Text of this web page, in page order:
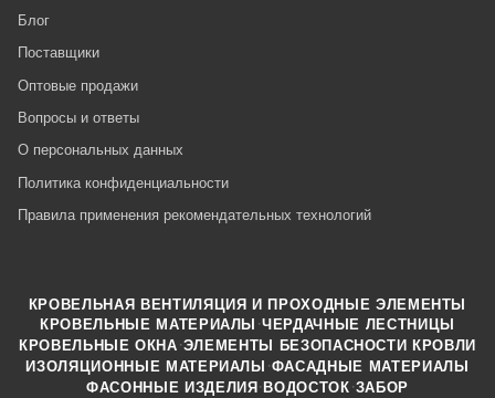
Блог
Поставщики
Оптовые продажи
Вопросы и ответы
О персональных данных
Политика конфиденциальности
Правила применения рекомендательных технологий
КРОВЕЛЬНАЯ ВЕНТИЛЯЦИЯ И ПРОХОДНЫЕ ЭЛЕМЕНТЫ
КРОВЕЛЬНЫЕ МАТЕРИАЛЫ ·ЧЕРДАЧНЫЕ ЛЕСТНИЦЫ
КРОВЕЛЬНЫЕ ОКНА ·ЭЛЕМЕНТЫ БЕЗОПАСНОСТИ КРОВЛИ
ИЗОЛЯЦИОННЫЕ МАТЕРИАЛЫ ·ФАСАДНЫЕ МАТЕРИАЛЫ
ФАСОННЫЕ ИЗДЕЛИЯ ·ВОДОСТОК ·ЗАБОР